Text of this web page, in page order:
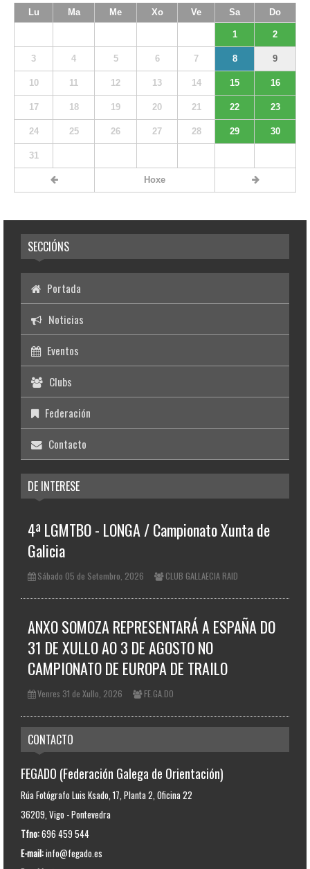
Lu Ma Me Xo Ve Sa Do
1 2
3 4 5 6 7 8 9
10 11 12 13 14 15 16
17 18 19 20 21 22 23
24 25 26 27 28 29 30
31
Hoxe
SECCIÓNS
Portada
Noticias
Eventos
Clubs
Federación
Contacto
DE INTERESE
4ª LGMTBO - LONGA / Campionato Xunta de
Galicia
Sábado 05 de Setembro, 2026 CLUB GALLAECIA RAID
ANXO SOMOZA REPRESENTARÁ A ESPAÑA DO
31 DE XULLO AO 3 DE AGOSTO NO
CAMPIONATO DE EUROPA DE TRAILO
Venres 31 de Xullo, 2026 FE.GA.DO
CONTACTO
FEGADO (Federación Galega de Orientación)
Rúa Fotógrafo Luis Ksado, 17, Planta 2, Oficina 22
36209, Vigo - Pontevedra
Tfno:696 459 544
E-mail:info@fegado.es